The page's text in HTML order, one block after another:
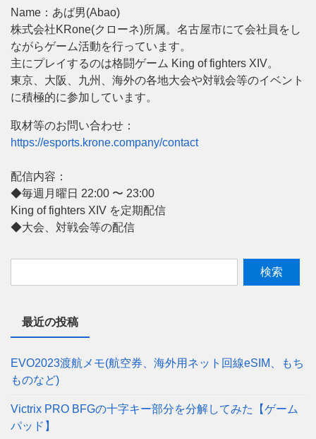
Name：あば男(Abao)
株式会社KRone(クローネ)所属。名古屋市にて会社員をし
ながらゲーム活動を行っています。
主にプレイするのは格闘ゲーム King of fighters XIV。
東京、大阪、九州、海外の各地大会や対戦会等のイベント
に積極的に参加しています。
取材等のお問い合わせ：
https://esports.krone.company/contact
配信内容：
◆毎週月曜日 22:00 〜 23:00
King of fighters XIV を定期配信
◆大会、対戦会等の配信
最近の投稿
EVO2023渡航メモ(航空券、海外用ネット回線eSIM、もち
ものなど)
Victrix PRO BFGの十字キー部分を分解してみた【ゲーム
パッド】